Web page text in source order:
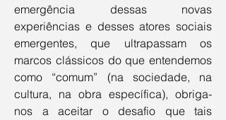
emergência dessas novas
experiências e desses atores sociais
emergentes, que ultrapassam os
marcos clássicos do que entendemos
como “comum” (na sociedade, na
cultura, na obra específica), obriga-
nos a aceitar o desafio que tais